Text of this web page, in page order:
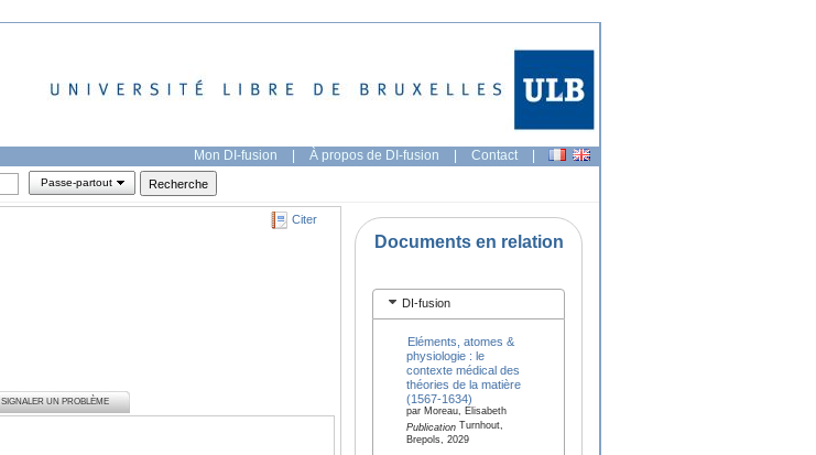
Mon DI-fusion | À propos de DI-fusion | Contact |
Passe-partout
Citer
SIGNALER UN PROBLÈME
Documents en relation
DI-fusion
Eléments, atomes &
physiologie : le
contexte médical des
théories de la matière
(1567-1634)
par Moreau, Elisabeth
PublicationTurnhout,
Brepols, 2029